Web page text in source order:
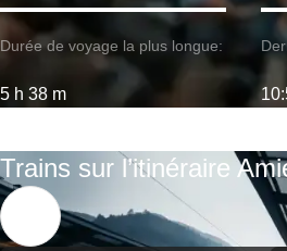
Durée de voyage la plus longue:
5 h 38 m
Trains sur l’itinéraire